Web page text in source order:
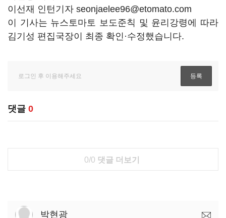
이선재 인턴기자 seonjaelee96@etomato.com
이 기사는 뉴스토마토 보도준칙 및 윤리강령에 따라
김기성 편집국장이 최종 확인·수정했습니다.
댓글 0
0/0 댓글 더보기
박현광